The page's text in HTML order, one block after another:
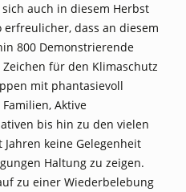
auch in diesem Herbst
dass an diesem
800 Demonstrierende
für den Klimaschutz
mit phantasievoll
Aktive
bis hin zu den vielen
keine Gelegenheit
Haltung zu zeigen.
zu einer Wiederbelebung